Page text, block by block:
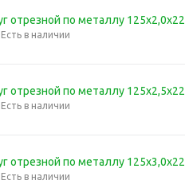
отрезной по металлу 125х2,0х22
Есть в наличии
отрезной по металлу 125х2,5х22
Есть в наличии
отрезной по металлу 125х3,0х22
Есть в наличии